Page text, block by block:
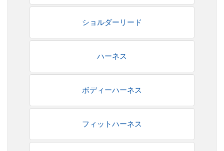
ショルダーリード
ハーネス
ボディーハーネス
フィットハーネス